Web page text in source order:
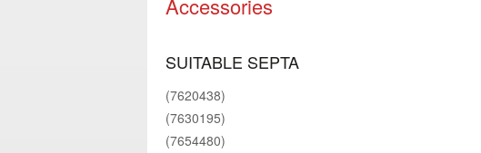
Accessories
SUITABLE SEPTA
(7620438)
(7630195)
(7654480)